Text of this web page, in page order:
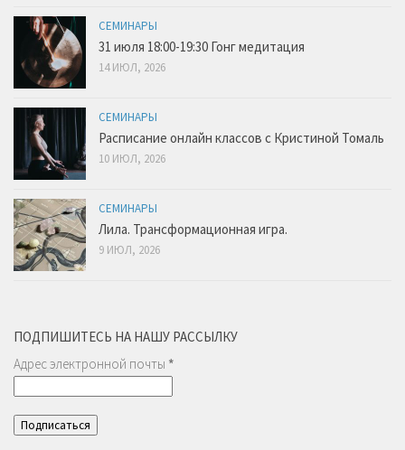
СЕМИНАРЫ
31 июля 18:00-19:30 Гонг медитация
14 ИЮЛ, 2026
СЕМИНАРЫ
Расписание онлайн классов с Кристиной Томаль
10 ИЮЛ, 2026
СЕМИНАРЫ
Лила. Трансформационная игра.
9 ИЮЛ, 2026
ПОДПИШИТЕСЬ НА НАШУ РАССЫЛКУ
Адрес электронной почты *